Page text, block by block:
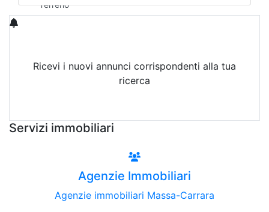
Terreno
Ricevi i nuovi annunci corrispondenti alla tua
ricerca
Servizi immobiliari
Agenzie Immobiliari
Agenzie immobiliari Massa-Carrara